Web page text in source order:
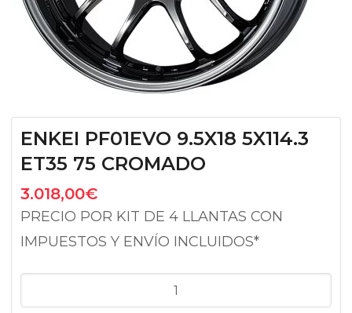
ENKEI PF01EVO 9.5X18 5X114.3
ET35 75 CROMADO
3.018,00€
PRECIO POR KIT DE 4 LLANTAS CON
IMPUESTOS Y ENVÍO INCLUIDOS*
PF01EVO